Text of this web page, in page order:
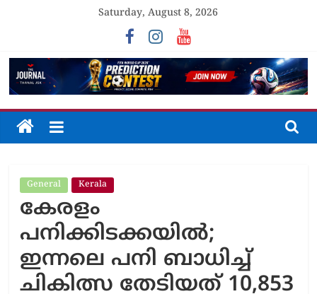
Saturday, August 8, 2026
The
Unfolding
The
General Kerala
കേരളം
പനിക്കിടക്കയില്‍;
ഇന്നലെ പനി ബാധിച്ച്
ചികിത്സ തേടിയത് 10,853